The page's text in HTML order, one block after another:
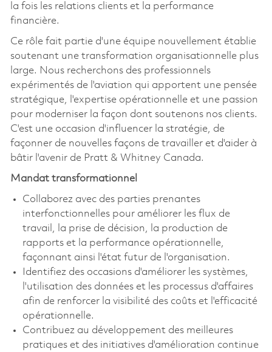
la fois les relations clients et la performance
financière.
Ce rôle fait partie d'une équipe nouvellement établie
soutenant une transformation organisationnelle plus
large. Nous recherchons des professionnels
expérimentés de l'aviation qui apportent une pensée
stratégique, l'expertise opérationnelle et une passion
pour moderniser la façon dont soutenons nos clients.
C'est une occasion d'influencer la stratégie, de
façonner de nouvelles façons de travailler et d'aider à
bâtir l'avenir de Pratt & Whitney Canada.
Mandat transformationnel
Collaborez avec des parties prenantes
interfonctionnelles pour améliorer les flux de
travail, la prise de décision, la production de
rapports et la performance opérationnelle,
façonnant ainsi l'état futur de l'organisation.
Identifiez des occasions d'améliorer les systèmes,
l'utilisation des données et les processus d'affaires
afin de renforcer la visibilité des coûts et l'efficacité
opérationnelle.
Contribuez au développement des meilleures
pratiques et des initiatives d'amélioration continue